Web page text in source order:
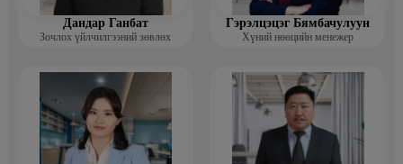
Дандар Ганбат
Зочлох үйлчилгээний зөвлөх
Гэрэлцэцэг Бямбачулуун
Хүний нөөцийн менежер